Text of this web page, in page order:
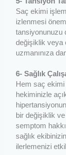
Saç ekimi
izlenmesi
tansiyonunuzu
değişiklik veya
uzmanınıza
6- Sağlık
Hem saç ekimi
hekiminizle
bir değişiklik
semptom
sağlık
ilerlemenizi